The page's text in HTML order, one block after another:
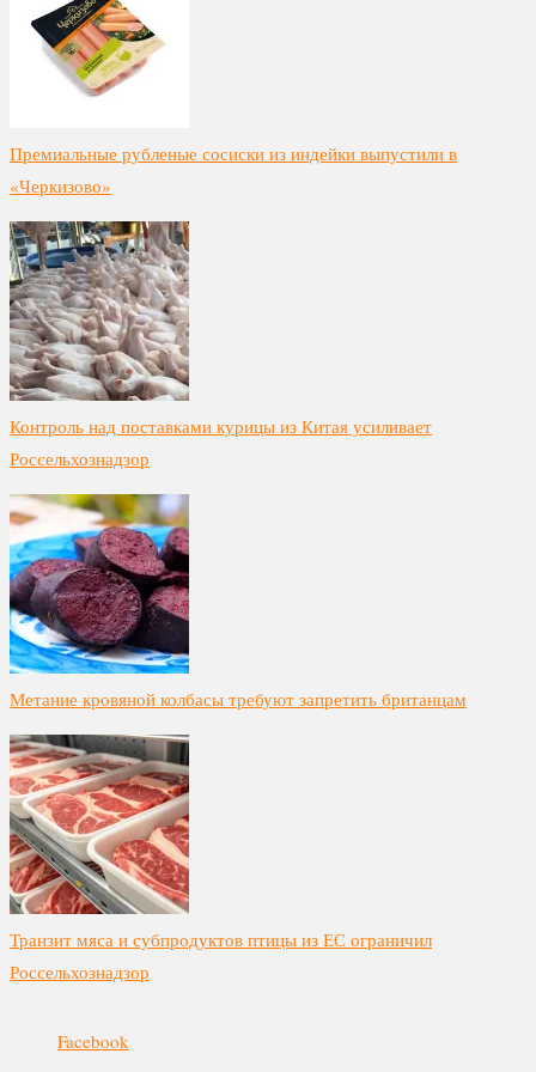
Премиальные рубленые сосиски из индейки выпустили в
«Черкизово»
Контроль над поставками курицы из Китая усиливает
Россельхознадзор
Метание кровяной колбасы требуют запретить британцам
Транзит мяса и субпродуктов птицы из ЕС ограничил
Россельхознадзор
Facebook